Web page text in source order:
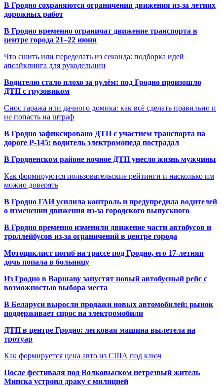
В Гродно сохраняются ограничения движения из-за летних
дорожных работ
В Гродно временно ограничат движение транспорта в
центре города 21–22 июня
Что сшить или переделать из секонда: подборка идей
апсайклинга для рукодельниц
Водителю стало плохо за рулём: под Гродно произошло
ДТП с грузовиком
Снос гаража или дачного домика: как всё сделать правильно и
не попасть на штраф
В Гродно зафиксировано ДТП с участием транспорта на
дороге Р-145: водитель электромопеда пострадал
В Гродненском районе ночное ДТП унесло жизнь мужчины
Как формируются пользовательские рейтинги и насколько им
можно доверять
В Гродно ГАИ усилила контроль и предупредила водителей
о изменении движения из-за городского выпускного
В Гродно временно изменили движение части автобусов и
троллейбусов из-за ограничений в центре города
Мотоциклист погиб на трассе под Гродно, его 17-летняя
дочь попала в больницу
Из Гродно в Варшаву запустят новый автобусный рейс с
возможностью выбора места
В Беларуси выросли продажи новых автомобилей: рынок
поддерживает спрос на электромобили
ДТП в центре Гродно: легковая машина вылетела на
тротуар
Как формируется цена авто из США под ключ
После фестиваля под Волковыском нетрезвый житель
Минска устроил драку с милицией